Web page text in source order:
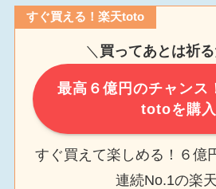
すぐ買える！楽天toto
＼ 買ってあとは祈
最高６億円のチャンス
totoを購入
すぐ買えて楽しめる！６億
連続No.1の楽